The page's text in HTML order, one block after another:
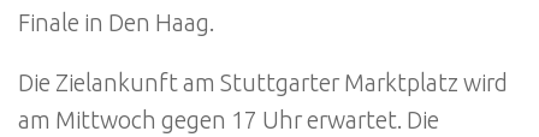
Finale in Den Haag.
Die Zielankunft am Stuttgarter Marktplatz wird
am Mittwoch gegen 17 Uhr erwartet. Die